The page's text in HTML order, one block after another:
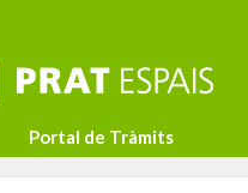
Portal de Tràmits